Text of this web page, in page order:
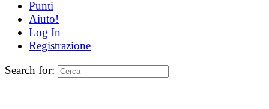
Punti
Aiuto!
Log In
Registrazione
Search for: